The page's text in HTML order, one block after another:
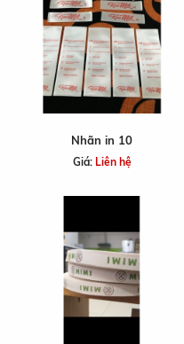
Nhãn in 10
Giá: Liên hệ